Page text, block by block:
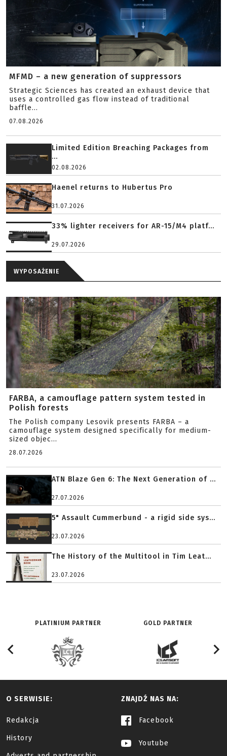
MFMD – a new generation of suppressors
Strategic Sciences has created an exhaust device that
uses a controlled gas flow instead of traditional
baffle...
07.08.2026
Limited Edition Breaching Packages from
...
02.08.2026
Haenel returns to Hubertus Pro
31.07.2026
33% lighter receivers for AR-15/M4 platf...
29.07.2026
WYPOSAŻENIE
FARBA, a camouflage pattern system tested in
Polish forests
The Polish company Lesovik presents FARBA – a
camouflage system designed specifically for medium-
sized objec...
28.07.2026
ATN Blaze Gen 6: The Next Generation of ...
27.07.2026
5" Assault Cummerbund - a rigid side sys...
23.07.2026
The History of the Multitool in Tim Leat...
23.07.2026
PLATINIUM PARTNER GOLD PARTNER
O SERWISIE:
Redakcja
History
ZNAJDŹ NAS NA:
Facebook
Youtube